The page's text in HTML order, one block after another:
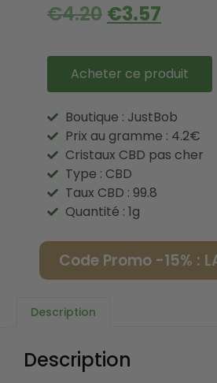
€4.20 €3.57
Acheter ce produit
Boutique : JustBob
Prix au gramme : 4.2€
Cristaux CBD pas cher
Type : CBD
Taux CBD : 99.8
Quantité : 1g
Code Promo -15% :
Description
Description